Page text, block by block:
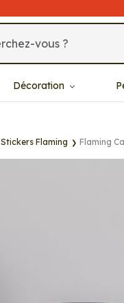
Décoration
Stickers Flaming Flaming